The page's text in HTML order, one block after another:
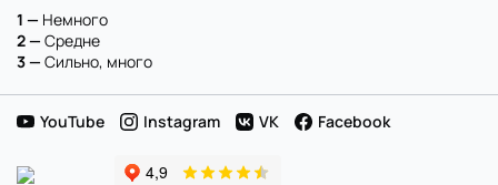
1 — Немного
2 — Средне
3 — Сильно, много
YouTube Instagram VK Facebook